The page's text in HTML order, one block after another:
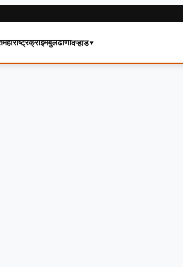
महाराष्ट्रक्राइमबुलढाणावऱ्हाड▾